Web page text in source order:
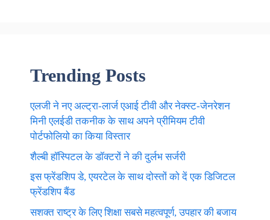
Trending Posts
एलजी ने नए अल्ट्रा-लार्ज एआई टीवी और नेक्स्ट-जेनरेशन
मिनी एलईडी तकनीक के साथ अपने प्रीमियम टीवी
पोर्टफोलियो का किया विस्तार
शैल्बी हॉस्पिटल के डॉक्टरों ने की दुर्लभ सर्जरी
इस फ्रेंडशिप डे, एयरटेल के साथ दोस्तों को दें एक डिजिटल
फ्रेंडशिप बैंड
सशक्त राष्ट्र के लिए शिक्षा सबसे महत्वपूर्ण, उपहार की बजाय